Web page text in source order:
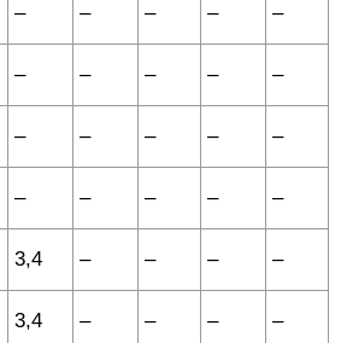
– – – – –
– – – – –
– – – – –
– – – – –
3,4 – – – –
3,4 – – – –